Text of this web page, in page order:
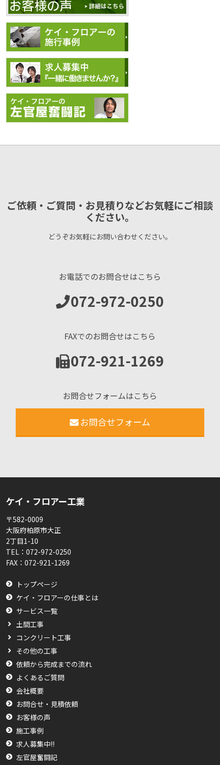
ご依頼・ご質問・お見積りなどお気軽にご相談
ください。
どうぞお気軽にお問い合わせください。
お電話でのお問合せはこちら
072-972-0250
FAXでのお問合せはこちら
072-921-1269
お問合せフォームはこちら
お問合せフォーム
ケイ・フロアー工業
〒582-0009
大阪府柏原市大正
2丁目1-10
TEL： 072-972-0250
FAX： 072-921-1269
トップページ
ケイ・フロアーの仕事とは
サービス一覧
土間工事
コンクリート工事
その他の工事
依頼から完成までの流れ
よくあるご質問
会社概要
お問合せ・見積依頼
お客様の声
施工事例
求人募集中!!
左官屋奮闘記